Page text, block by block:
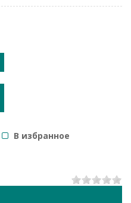
B избранное
1 2 3 4 5